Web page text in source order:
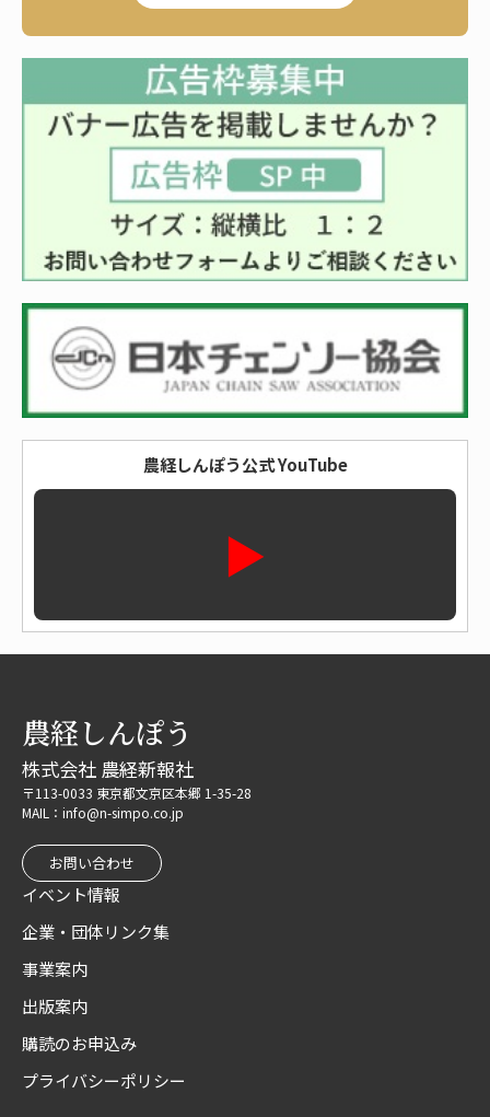
農経しんぽう公式 YouTube
▶
農経しんぽう
株式会社 農経新報社
〒113-0033 東京都文京区本郷 1-35-28
MAIL：info@n-simpo.co.jp
お問い合わせ
イベント情報
企業・団体リンク集
事業案内
出版案内
購読のお申込み
プライバシーポリシー